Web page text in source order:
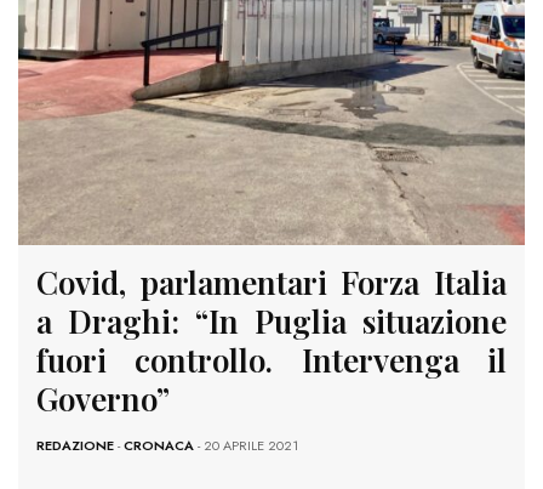
Covid, parlamentari Forza Italia
a Draghi: “In Puglia situazione
fuori controllo. Intervenga il
Governo”
REDAZIONE-CRONACA- 20 APRILE 2021